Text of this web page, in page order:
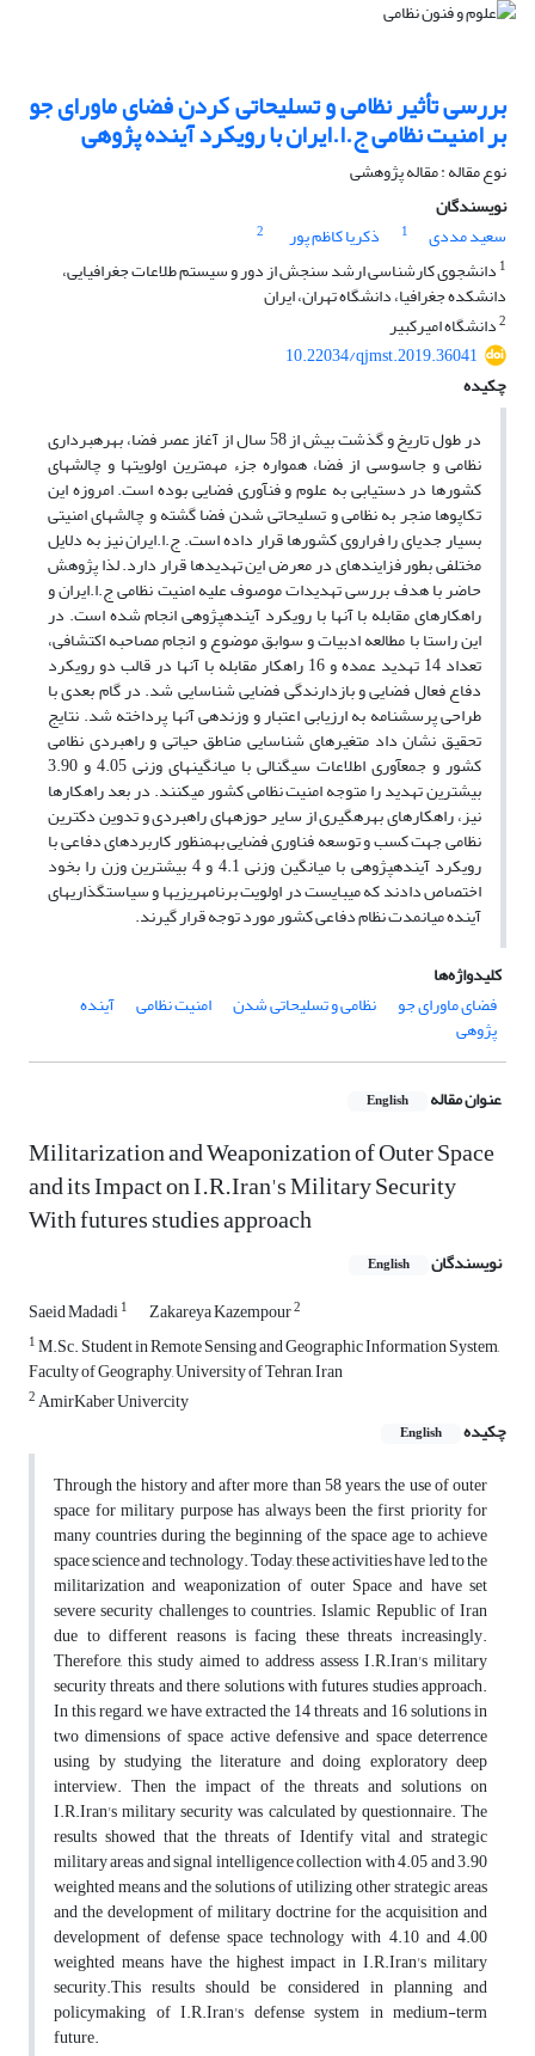
بررسی تأثیر نظامی و تسلیحاتی کردن فضای ماورای جو
بر امنیت نظامی ج.ا.ایران با رویکرد آینده پژوهی
نوع مقاله : مقاله پژوهشی
نویسندگان
سعید مددی
1 ذکریا کاظم پور
2
1 دانشجوی کارشناسی ارشد سنجش از دور و سیستم طلاعات جغرافیایی،
دانشکده جغرافیا، دانشگاه تهران، ایران
2دانشگاه امیرکبیر
10.22034/qjmst.2019.36041
چکیده
در طول تاریخ و گذشت بیش از 58 سال از آغاز عصر فضا، بهره­برداری
نظامی و جاسوسی از فضا، همواره جزء مهم­ترین اولویت­ها و چالش­های
کشورها در دستیابی به علوم و فن­آوری فضایی بوده است. امروزه این
تکاپوها منجر به نظامی و تسلیحاتی شدن فضا گشته و چالش­های امنیتی
بسیار جدی­ای را فراروی کشورها قرار داده است. ج.ا.ایران نیز به دلایل
مختلفی بطور فزاینده­ای در معرض این تهدیدها قرار دارد. لذا پژوهش
حاضر با هدف بررسی تهدیدات موصوف علیه امنیت نظامی ج.ا.ایران و
راه­کارهای مقابله با آن­ها با رویکرد آینده­پژوهی انجام شده است. در
این راستا با مطالعه ادبیات و سوابق موضوع و انجام مصاحبه اکتشافی،
تعداد 14 تهدید عمده و 16 راه­کار مقابله با آن­ها در قالب دو رویکرد
دفاع فعال فضایی و بازدارندگی فضایی شناسایی شد. در گام بعدی با
طراحی پرسشنامه به ارزیابی اعتبار و وزن­دهی آن­ها پرداخته شد. نتایج
تحقیق نشان داد متغیرهای شناسایی مناطق حیاتی و راهبردی نظامی
کشور و جمع­آوری اطلاعات سیگنالی با میانگین­های وزنی 4.05 و 3.90
بیشترین تهدید را متوجه امنیت نظامی کشور می­کنند. در بعد راه­کارها
نیز، راه­کارهای بهره­گیری از سایر حوزه­های راهبردی و تدوین دکترین
نظامی جهت کسب و توسعه فناوری فضایی به­منظور کاربردهای دفاعی با
رویکرد آینده­پژوهی با میانگین وزنی 4.1 و 4 بیشترین وزن را بخود
اختصاص دادند که می­بایست در اولویت برنامه­ریزی­ها و سیاست­گذاری­های
آینده میان­مدت نظام دفاعی کشور مورد توجه قرار گیرند.
کلیدواژه‌ها
فضای ماورای جو
نظامی و تسلیحاتی شدن امنیت نظامی آینده
پژوهی
عنوان مقاله English
Militarization and Weaponization of Outer Space
and its Impact on I.R.Iran's Military Security
With futures studies approach
نویسندگان English
Saeid Madadi1 Zakareya Kazempour2
1M.Sc. Student in Remote Sensing and Geographic Information System,
Faculty of Geography, University of Tehran, Iran
2AmirKaber Univercity
چکیده
English
Through the history and after more than 58 years, the use of outer
space for military purpose has always been the first priority for
many countries during the beginning of the space age to achieve
space science and technology. Today, these activities have led to the
militarization and weaponization of outer Space and have set
severe security challenges to countries. Islamic Republic of Iran
due to different reasons is facing these threats increasingly.
Therefore, this study aimed to address assess I.R.Iran's military
security threats and there solutions with futures studies approach.
In this regard, we have extracted the 14 threats and 16 solutions in
two dimensions of space active defensive and space deterrence
using by studying the literature and doing exploratory deep
interview. Then the impact of the threats and solutions on
I.R.Iran's military security was calculated by questionnaire. The
results showed that the threats of Identify vital and strategic
military areas and signal intelligence collection with 4.05 and 3.90
weighted means and the solutions of utilizing other strategic areas
and the development of military doctrine for the acquisition and
development of defense space technology with 4.10 and 4.00
weighted means have the highest impact in I.R.Iran's military
security.This results should be considered in planning and
policymaking of I.R.Iran's defense system in medium-term
future.